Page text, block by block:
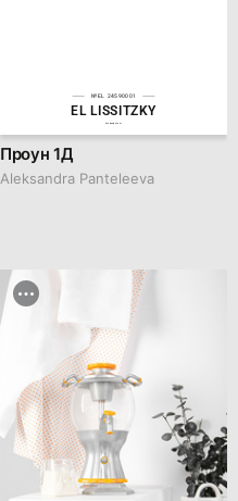
№EL 24590001
EL LISSITZKY
Проун 1Д
Aleksandra Panteleeva